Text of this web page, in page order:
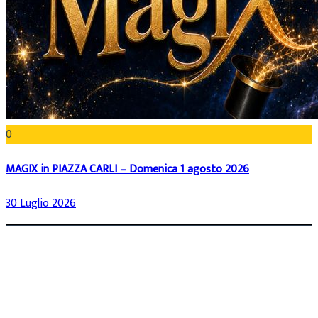
0
MAGIX in PIAZZA CARLI – Domenica 1 agosto 2026
30 Luglio 2026